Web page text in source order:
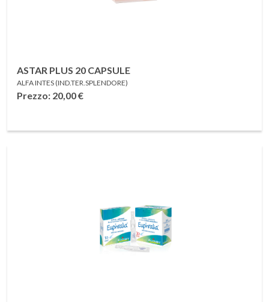
ASTAR PLUS 20 CAPSULE
ALFA INTES (IND.TER.SPLENDORE)
Prezzo: 20,00€